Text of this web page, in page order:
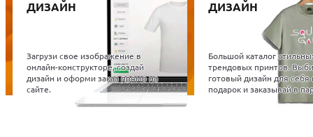
ДИЗАЙН
Загрузи свое изображение в
онлайн-конструкторе, создай
дизайн и оформи заказ прямо на
сайте.
ДИЗАЙН
Большой каталог
трендовых принтов.
готовый дизайн для себя
подарок и заказывай в